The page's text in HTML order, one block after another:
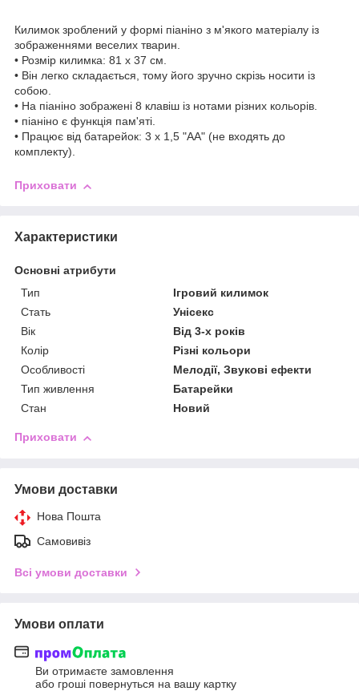
Килимок зроблений у формі піаніно з м'якого матеріалу із
зображеннями веселих тварин.
• Розмір килимка: 81 х 37 см.
• Він легко складається, тому його зручно скрізь носити із
собою.
• На піаніно зображені 8 клавіш із нотами різних кольорів.
• піаніно є функція пам'яті.
• Працює від батарейок: 3 х 1,5 "АА" (не входять до
комплекту).
Приховати
Характеристики
Основні атрибути
Тип
Ігровий килимок
Стать
Унісекс
Вік
Від 3-х років
Колір
Різні кольори
Особливості
Мелодії, Звукові ефекти
Тип живлення
Батарейки
Стан
Новий
Приховати
Умови доставки
Нова Пошта
Самовивіз
Всі умови доставки
Умови оплати
Ви отримаєте замовлення
або гроші повернуться на вашу картку